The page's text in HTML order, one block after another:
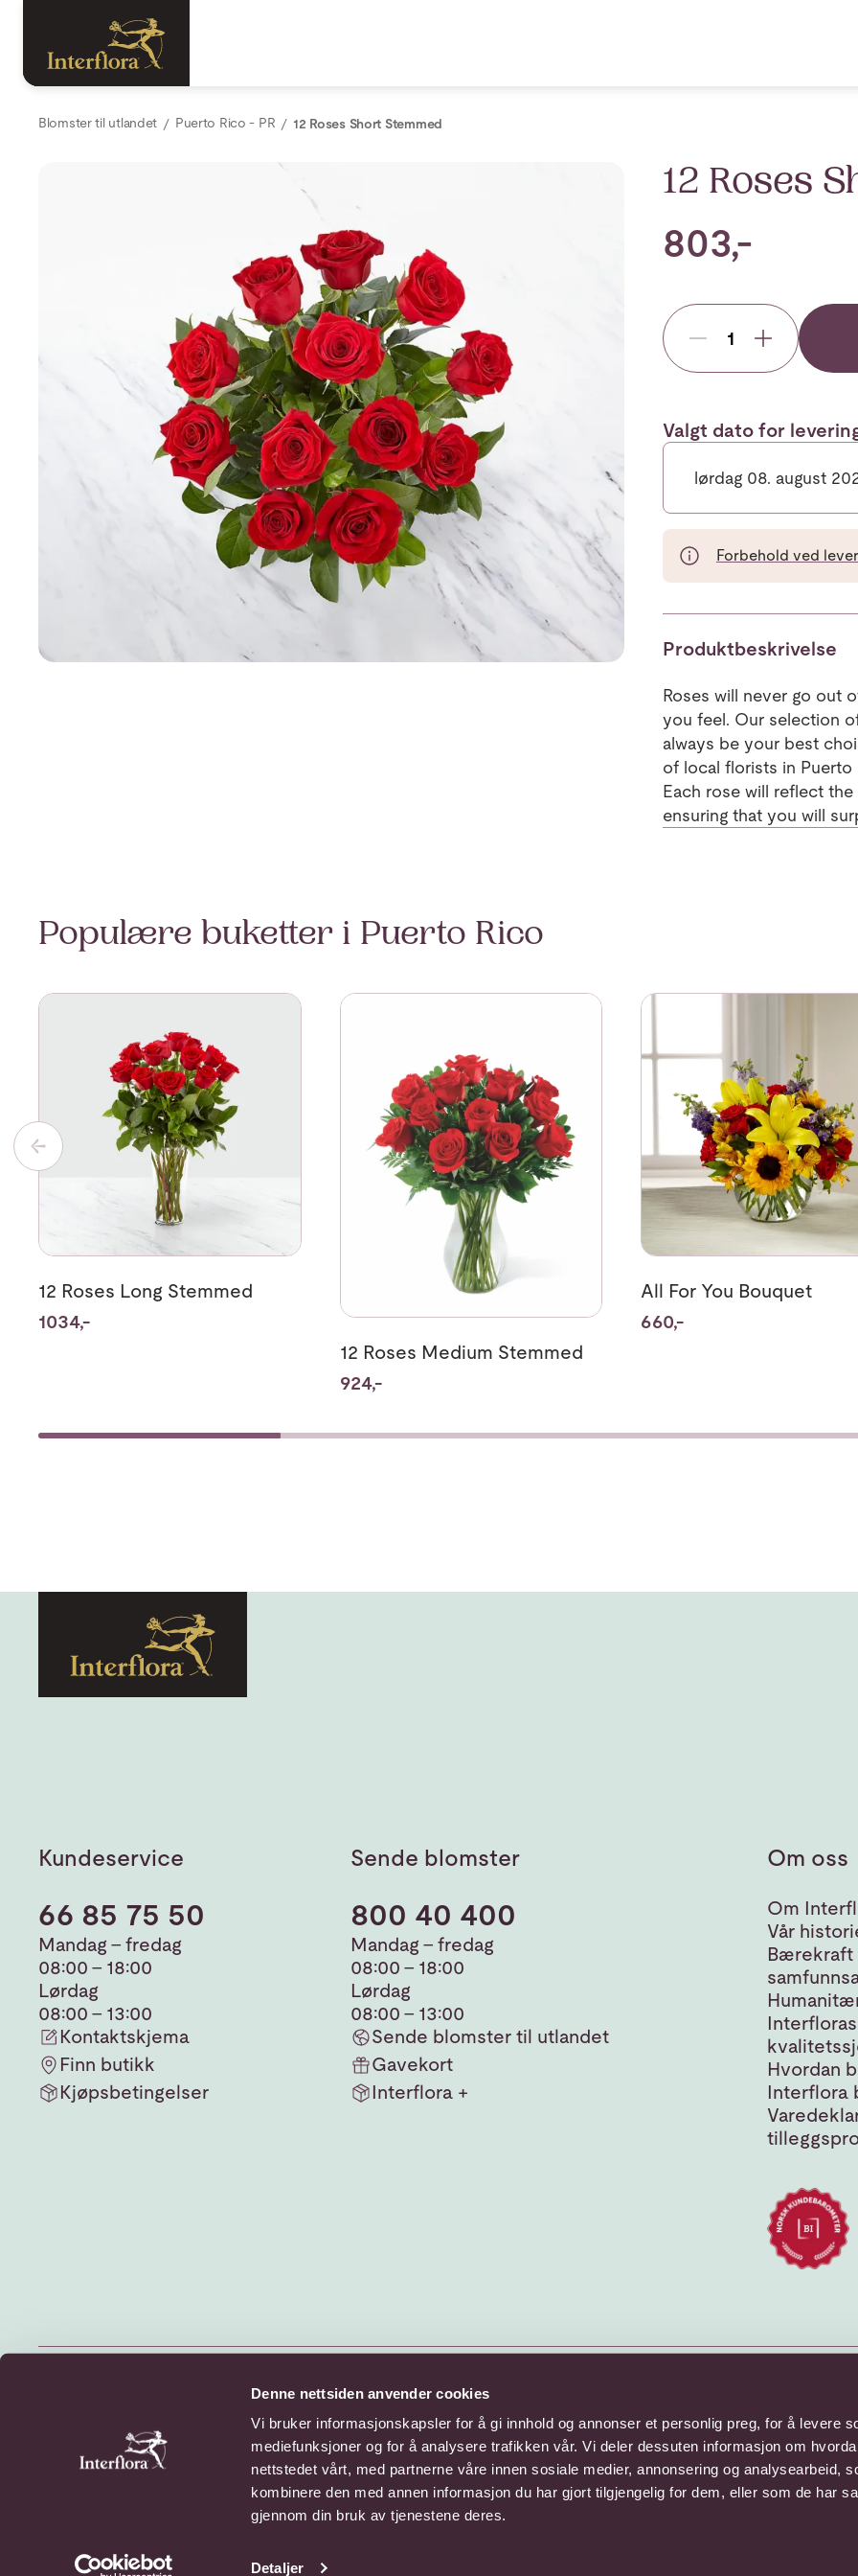
Denne nettsiden anvender cookies
Vi bruker informasjonskapsler for å gi innhold og annonser et personlig preg, for å levere
mediefunksjoner og for å analysere trafikken vår. Vi deler dessuten informasjon om
nettstedet vårt, med partnerne våre innen sosiale medier, annonsering og analysearbeid,
kombinere den med annen informasjon du har gjort tilgjengelig for dem, eller som de har
gjennom din bruk av tjenestene deres.
Detaljer
Blomster til utlandet Puerto Rico - PR 12 Roses Short Stemmed
12 Roses
803,-
Valgt dato for
lørdag 08. august
Forbehold ved
Produktbeskrivelse
Roses will never go out
you feel. Our selection
always be your best
of local florists in Puerto
Each rose will reflect
ensuring that you will
Populære buketter i Puerto Rico
Se mer om 12 Roses Long Stemmed
12 Roses Long Stemmed
1034,-
Se mer om 12 Roses Medium Stemmed
12 Roses Medium Stemmed
924,-
Se mer om All For You Bouquet
All For You Bouquet
660,-
Kundeservice
66 85 75 50
Mandag - fredag
08:00 - 18:00
Lørdag
08:00 - 13:00
Kontaktskjema
Finn butikk
Kjøpsbetingelser
Sende blomster
800 40 400
Mandag - fredag
08:00 - 18:00
Lørdag
08:00 - 13:00
Sende blomster til utlandet
Gavekort
Interflora +
Om oss
Om
Vår
Bærekraft
Interfloras
Hvordan
Interflora
PersonvernCookies